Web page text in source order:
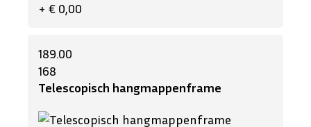
+ € 0,00
189.00
168
Telescopisch hangmappenframe